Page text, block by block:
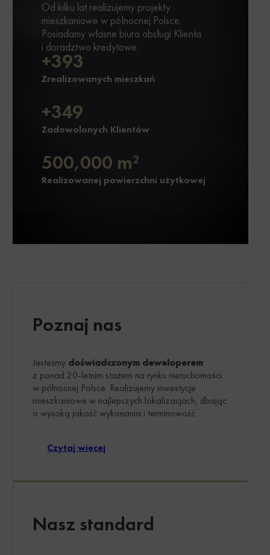
Od kilku lat realizujemy projekty
mieszkaniowe w północnej Polsce.
Posiadamy własne biura obsługi Klienta
i doradztwo kredytowe.
+450
Zrealizowanych mieszkań
+400
Zadowolonych Klientów
500,000 m²
Realizowanej powierzchni użytkowej
Poznaj nas
Jesteśmy doświadczonym deweloperem
z ponad 20-letnim stażem na rynku nieruchomości
w północnej Polsce. Realizujemy inwestycje
mieszkaniowe w najlepszych lokalizacjach, dbając
o wysoką jakość wykonania i terminowość.
Czytaj więcej
Nasz standard